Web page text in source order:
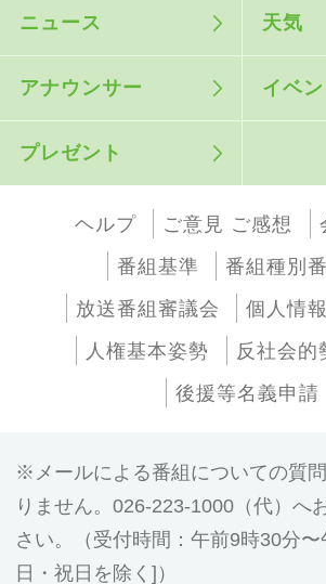
ニュース 天気
アナウンサー イベン
プレゼント
ヘルプ ご意見 ご感想
番組基準
番組種別
放送番組審議会
個人情
人権基本姿勢
反社会的
後援等名義申請
メールによる番組についての質
りません。026-223-1000（代）へ
さい。（受付時間：午前9時30分〜
日・祝日を除く]）